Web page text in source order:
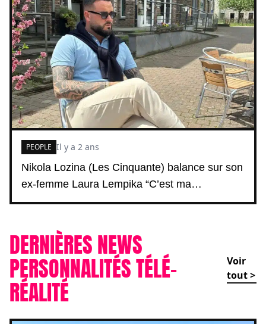
Nikola Lozina (Les Cinquante) balance sur son
ex-femme Laura Lempika “C’est ma…
PEOPLE Il y a 2 ans
DERNIÈRES NEWS
PERSONNALITÉS TÉLÉ-
RÉALITÉ
Voir
tout >